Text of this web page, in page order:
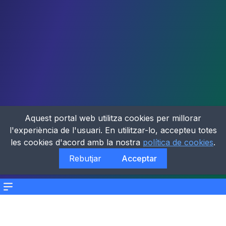
Menu
Aquest portal web utilitza cookies per millorar
l'experiència de l'usuari. En utilitzar-lo, accepteu totes
les cookies d'acord amb la nostra política de cookies.
Rebutjar
Acceptar